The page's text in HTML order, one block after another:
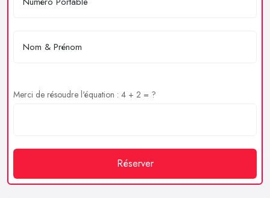
Merci de résoudre l'équation : 4 + 2 = ?
Réserver